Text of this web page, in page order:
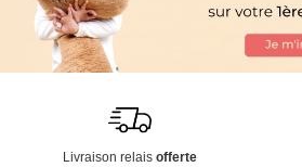
Livraison relais offerte